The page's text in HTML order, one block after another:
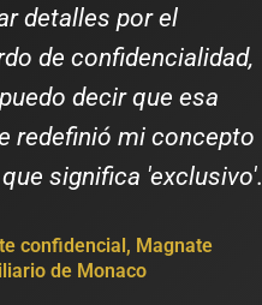
detalles por el
de confidencialidad,
decir que esa
redefinió mi concepto
significa 'exclusivo'.
confidencial, Magnate
de Monaco